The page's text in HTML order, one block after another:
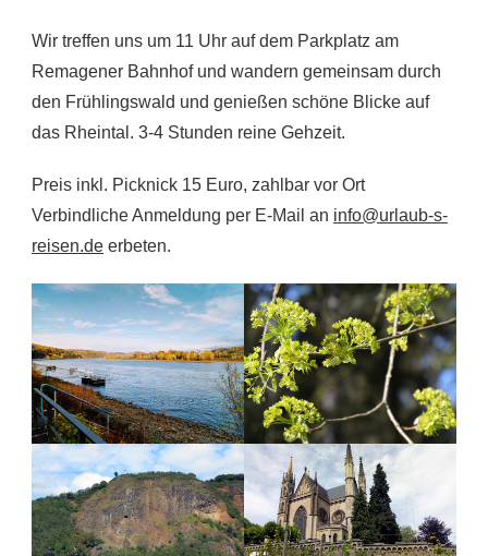
Wir treffen uns um 11 Uhr auf dem Parkplatz am
Remagener Bahnhof und wandern gemeinsam durch
den Frühlingswald und genießen schöne Blicke auf
das Rheintal. 3-4 Stunden reine Gehzeit.
Preis inkl. Picknick 15 Euro, zahlbar vor Ort
Verbindliche Anmeldung per E-Mail an info@urlaub-s-
reisen.de erbeten.